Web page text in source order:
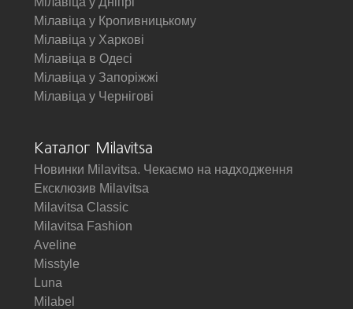
Мілавіца у Кропивницькому
Мілавіца у Харкові
Мілавіца в Одесі
Мілавіца у Запоріжжі
Мілавіца у Чернігові
Каталог Milavitsa
Новинки Milavitsa. Чекаємо на надходження
Ексклюзив Milavitsa
Milavitsa Classic
Milavitsa Fashion
Aveline
Misstyle
Luna
Milabel